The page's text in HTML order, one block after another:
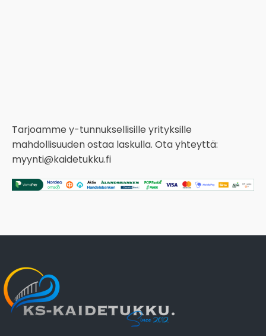
Tarjoamme y-tunnuksellisille yrityksille
mahdollisuuden ostaa laskulla. Ota yhteyttä:
myynti@kaidetukku.fi